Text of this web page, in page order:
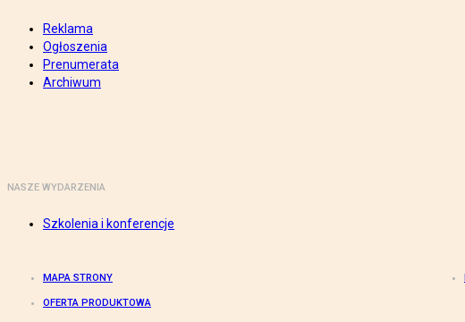
Reklama
Ogłoszenia
Prenumerata
Archiwum
NASZE WYDARZENIA
Szkolenia i konferencje
MAPA STRONY
OFERTA PRODUKTOWA